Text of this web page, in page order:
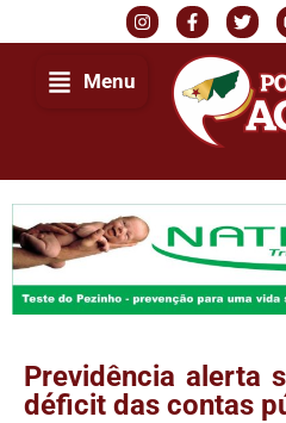
Menu
Previdência alerta
déficit das contas